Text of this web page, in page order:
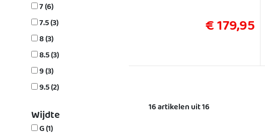
7 (6)
7.5 (3)
8 (3)
8.5 (3)
9 (3)
9.5 (2)
Wijdte
G (1)
€ 179,95
16 artikelen uit 16